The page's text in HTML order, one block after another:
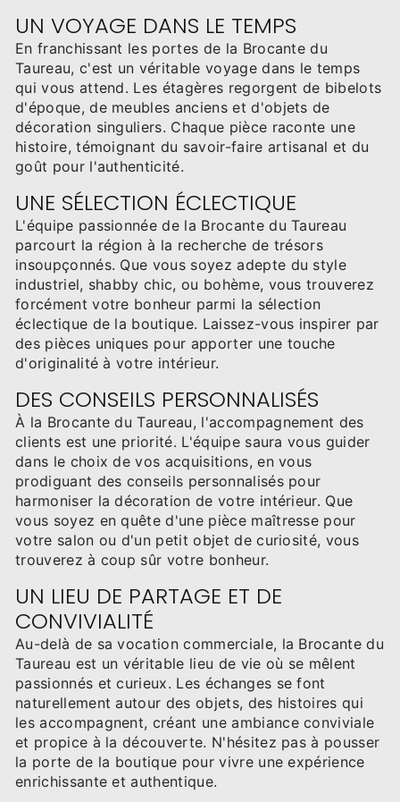
UN VOYAGE DANS LE TEMPS
En franchissant les portes de la Brocante du
Taureau, c'est un véritable voyage dans le temps
qui vous attend. Les étagères regorgent de bibelots
d'époque, de meubles anciens et d'objets de
décoration singuliers. Chaque pièce raconte une
histoire, témoignant du savoir-faire artisanal et du
goût pour l'authenticité.
UNE SÉLECTION ÉCLECTIQUE
L'équipe passionnée de la Brocante du Taureau
parcourt la région à la recherche de trésors
insoupçonnés. Que vous soyez adepte du style
industriel, shabby chic, ou bohème, vous trouverez
forcément votre bonheur parmi la sélection
éclectique de la boutique. Laissez-vous inspirer par
des pièces uniques pour apporter une touche
d'originalité à votre intérieur.
DES CONSEILS PERSONNALISÉS
À la Brocante du Taureau, l'accompagnement des
clients est une priorité. L'équipe saura vous guider
dans le choix de vos acquisitions, en vous
prodiguant des conseils personnalisés pour
harmoniser la décoration de votre intérieur. Que
vous soyez en quête d'une pièce maîtresse pour
votre salon ou d'un petit objet de curiosité, vous
trouverez à coup sûr votre bonheur.
UN LIEU DE PARTAGE ET DE
CONVIVIALITÉ
Au-delà de sa vocation commerciale, la Brocante du
Taureau est un véritable lieu de vie où se mêlent
passionnés et curieux. Les échanges se font
naturellement autour des objets, des histoires qui
les accompagnent, créant une ambiance conviviale
et propice à la découverte. N'hésitez pas à pousser
la porte de la boutique pour vivre une expérience
enrichissante et authentique.